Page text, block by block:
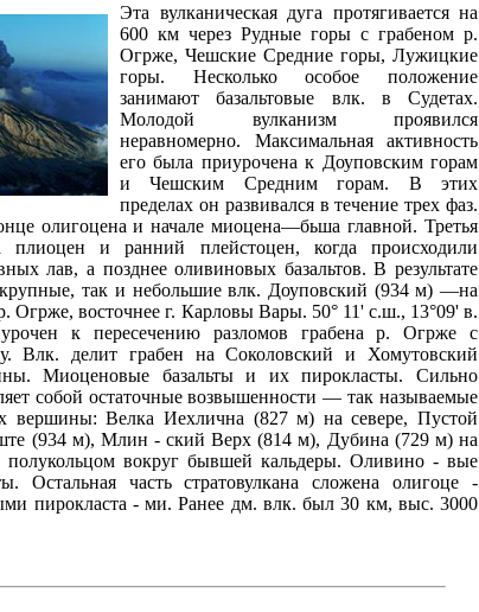
Эта вулканическая дуга протягивается на
600 км через Рудные горы с грабеном р.
Огрже, Чешские Средние горы, Лужицкие
горы. Несколько особое положение
занимают базальтовые влк. в Судетах.
Молодой вулканизм проявился
неравномерно. Максимальная активность
его была приурочена к Доуповским горам
и Чешским Средним горам. В этих
пределах он развивался в течение трех фаз.
олигоцена и начале миоцена—бьша главной. Третья
плиоцен и ранний плейстоцен, когда происходили
лав, а позднее оливиновых базальтов. В результате
так и небольшие влк. Доуповский (934 м) —на
Огрже, восточнее г. Карловы Вары. 50° 11' с.ш., 13°09' в.
к пересечению разломов грабена р. Огрже с
Влк. делит грабен на Соколовский и Хомутовский
Миоценовые базальты и их пирокласты. Сильно
собой остаточные возвышенности — так называемые
вершины: Велка Иехлична (827 м) на севере, Пустой
(934 м), Млин - ский Верх (814 м), Дубина (729 м) на
вокруг бывшей кальдеры. Оливино - вые
Остальная часть стратовулкана сложена олигоце -
пирокласта - ми. Ранее дм. влк. был 30 км, выс. 3000